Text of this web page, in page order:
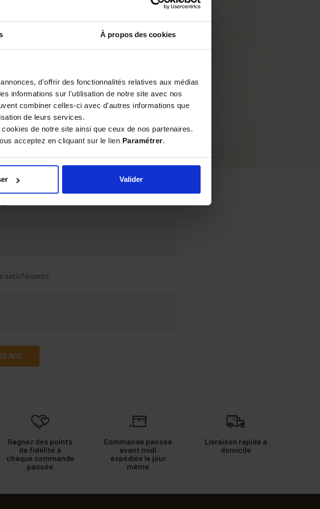
À propos des cookies
d'offrir des fonctionnalités relatives aux médias
informations sur l'utilisation de notre site avec nos
combiner celles-ci avec d'autres informations que
de leurs services.
de notre site ainsi que ceux de nos partenaires.
acceptez en cliquant sur le lien Paramétrer.
Valider
satisfaisants
AVIS
Gagnez des points
de fidélité à
chaque commande
passée
Commande passée
avant midi
expédiée le jour
même
Livraison rapide à
domicile